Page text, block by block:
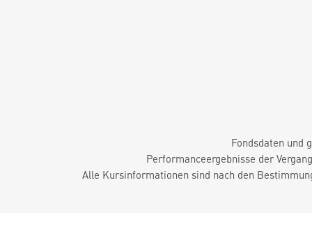
Fondsdaten und
Performanceergebnisse der
Alle Kursinformationen sind nach den